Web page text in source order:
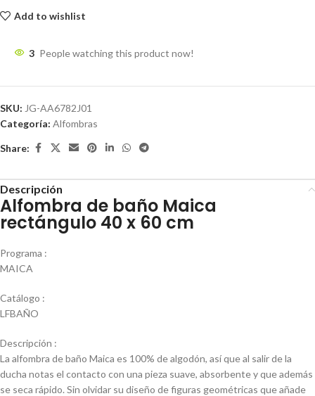
Add to wishlist
3 People watching this product now!
SKU: JG-AA6782J01
Categoría: Alfombras
Share:
Descripción
Alfombra de baño Maica
rectángulo 40 x 60 cm
Programa :
MAICA
Catálogo :
LFBAÑO
Descripción :
La alfombra de baño Maica es 100% de algodón, así que al salir de la
ducha notas el contacto con una pieza suave, absorbente y que además
se seca rápido. Sin olvidar su diseño de figuras geométricas que añade